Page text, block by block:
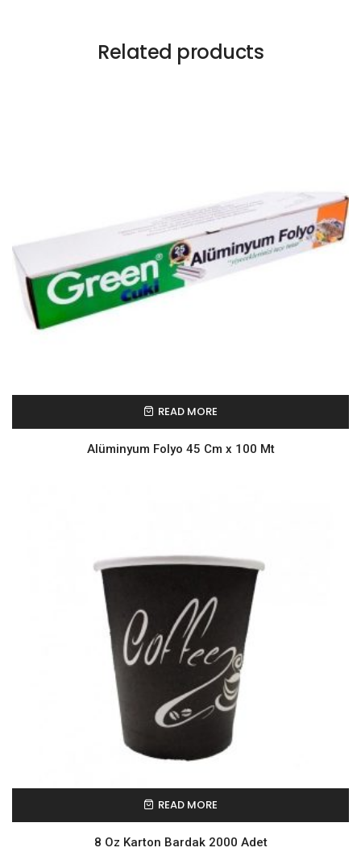
Related products
READ MORE
Alüminyum Folyo 45 Cm x 100 Mt
READ MORE
8 Oz Karton Bardak 2000 Adet